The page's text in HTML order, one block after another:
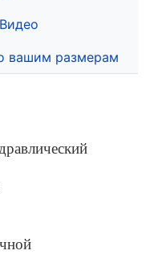
вашим размерам